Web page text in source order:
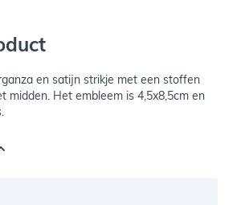
en satijn strikje met een stoffen
midden. Het embleem is 4,5x8,5cm en